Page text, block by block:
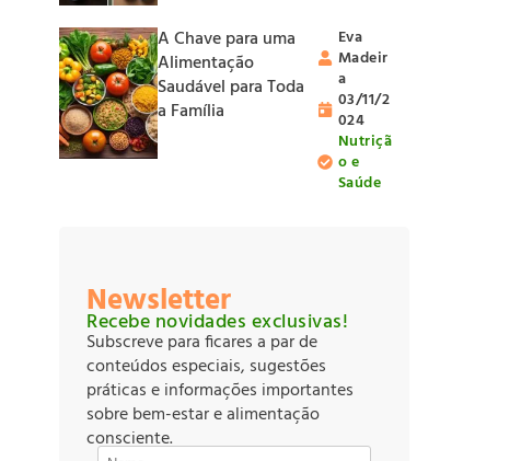
A Chave para uma
Alimentação
Saudável para Toda
a Família
Eva
Madeir
a
03/11/2
024
Nutriçã
o e
Saúde
Newsletter
Recebe novidades exclusivas!
Subscreve para ficares a par de
conteúdos especiais, sugestões
práticas e informações importantes
sobre bem-estar e alimentação
consciente.